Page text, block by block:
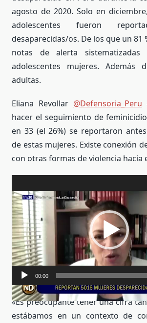
agosto de 2020. Solo en
adolescentes fueron
desaparecidas/os. De los que un 81
notas de alerta
adolescentes mujeres. Además
adultas.
Eliana Revollar @Defensoria_Peru
hacer el seguimiento de
en 33 (el 26%) se reportaron
de estas mujeres. Existe conexión
con otras formas de violencia hacia
de
vídeo
00:00
«Es preocupante tener una cifra
estábamos en un contexto de